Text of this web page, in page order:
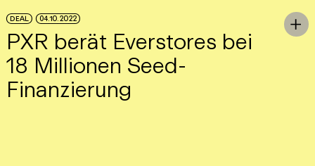
Skip to Main Content

DEAL04.10.2022
PXR berät Everstores bei
18 Millionen Seed-
Finanzierung